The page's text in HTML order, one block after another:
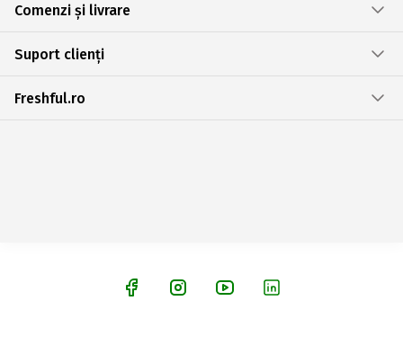
Comenzi și livrare
Suport clienți
Freshful.ro